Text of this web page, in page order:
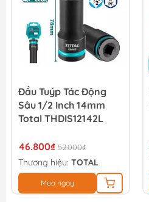
Đầu Tuýp Tác Động
Sâu 1/2 Inch 14mm
Total THDIS12142L
46.800₫ 52.000₫
Thương hiệu: TOTAL
Mua ngay